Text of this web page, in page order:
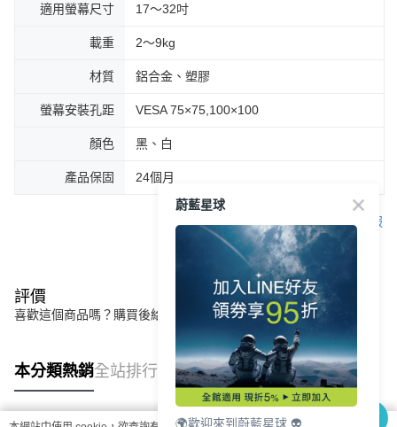
適用螢幕尺寸 17～32吋
載重 2～9kg
材質 鋁合金、塑膠
螢幕安裝孔距 VESA 75×75,100×100
顏色 黑、白
產品保固 24個月
客服
評價
喜歡這個商品嗎？購買後給他一個好評吧
本分類熱銷全站排行
蔚藍星球
🌍歡迎來到蔚藍星球 👽